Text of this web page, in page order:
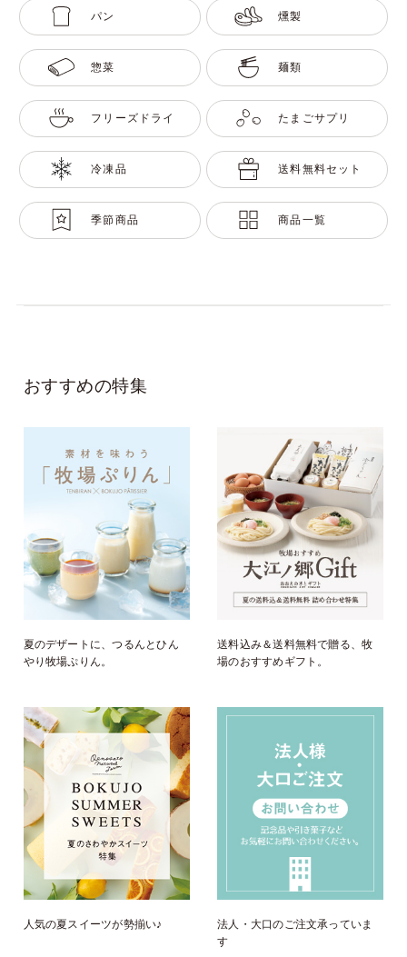
パン 燻製
惣菜 麺類
フリーズドライ たまごサプリ
冷凍品 送料無料セット
季節商品 商品一覧
おすすめの特集
夏のデザートに、つるんとひん
やり牧場ぷりん。
送料込み＆送料無料で贈る、牧
場のおすすめギフト。
人気の夏スイーツが勢揃い♪
法人・大口のご注文承っていま
す